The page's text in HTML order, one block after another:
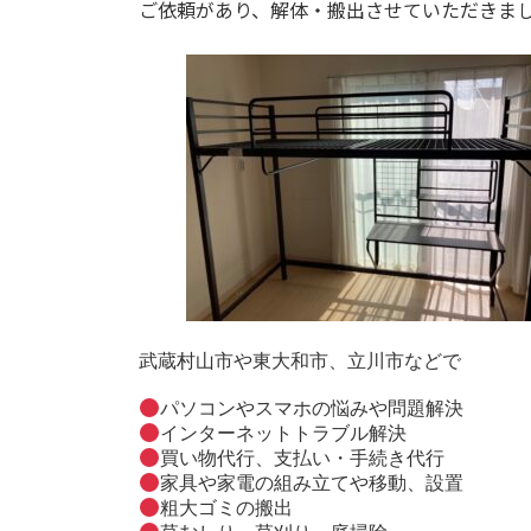
ご依頼があり、解体・搬出させていただきま
武蔵村山市や東大和市、立川市などで
パソコンやスマホの悩みや問題解決
インターネットトラブル解決
買い物代行、支払い・手続き代行
家具や家電の組み立てや移動、設置
粗大ゴミの搬出